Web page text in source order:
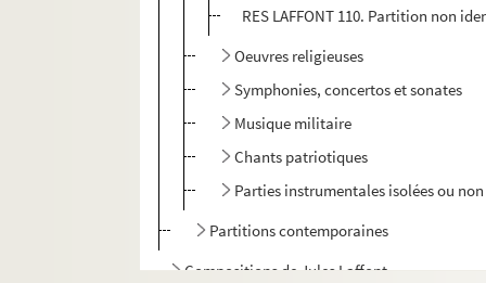
RES LAFFONT 110. Partition non
Oeuvres religieuses
Symphonies, concertos et sonates
Musique militaire
Chants patriotiques
Parties instrumentales isolées ou
Partitions contemporaines
Compositions de Jules Laffont